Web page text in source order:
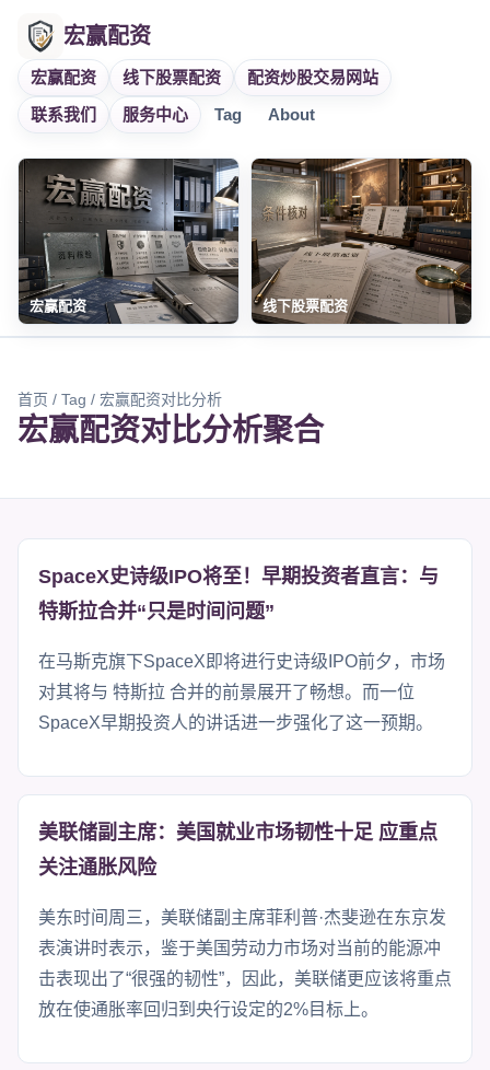
宏赢配资
宏赢配资 线下股票配资
配资炒股交易网站
联系我们
服务中心 Tag About
宏赢配资 线下股票配资
首页 / Tag / 宏赢配资对比分析
宏赢配资对比分析聚合
SpaceX史诗级IPO将至！早期投资者直言：与
特斯拉合并“只是时间问题”
在马斯克旗下SpaceX即将进行史诗级IPO前夕，市场
对其将与 特斯拉 合并的前景展开了畅想。而一位
SpaceX早期投资人的讲话进一步强化了这一预期。
美联储副主席：美国就业市场韧性十足 应重点
关注通胀风险
美东时间周三，美联储副主席菲利普·杰斐逊在东京发
表演讲时表示，鉴于美国劳动力市场对当前的能源冲
击表现出了“很强的韧性”，因此，美联储更应该将重点
放在使通胀率回归到央行设定的2%目标上。